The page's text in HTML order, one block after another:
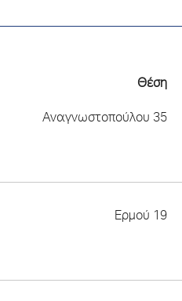
Θέση
Αναγνωστοπούλου 35
Ερμού 19